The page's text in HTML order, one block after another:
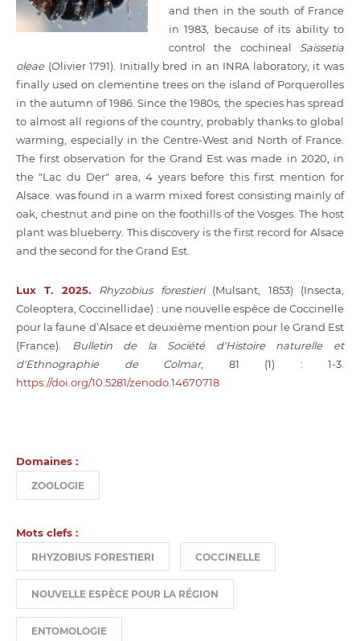
and then in the south of France
in 1983, because of its ability to
control the cochineal Saissetia
oleae(Olivier 1791). Initially bred in an INRA laboratory, it was
finally used on clementine trees on the island of Porquerolles
in the autumn of 1986. Since the 1980s, the species has spread
to almost all regions of the country, probably thanks to global
warming, especially in the Centre-West and North of France.
The first observation for the Grand Est was made in 2020, in
the "Lac du Der" area, 4 years before this first mention for
Alsace. was found in a warm mixed forest consisting mainly of
oak, chestnut and pine on the foothills of the Vosges. The host
plant was blueberry. This discovery is the first record for Alsace
and the second for the Grand Est.
Lux T. 2025. Rhyzobius forestieri(Mulsant, 1853) (Insecta,
Coleoptera, Coccinellidae) : une nouvelle espèce de Coccinelle
pour la faune d’Alsace et deuxième mention pour le Grand Est
(France). Bulletin de la Société d'Histoire naturelle et
d'Ethnographie de Colmar, 81 (1) : 1-3.
https://doi.org/10.5281/zenodo.14670718
Domaines :
ZOOLOGIE
Mots clefs :
RHYZOBIUS FORESTIERI COCCINELLE
NOUVELLE ESPÈCE POUR LA RÉGION
ENTOMOLOGIE